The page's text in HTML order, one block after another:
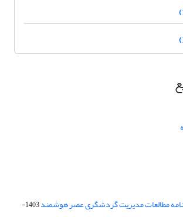
مطالعات مدیریت گردشگری عصر هوشمند
1403-